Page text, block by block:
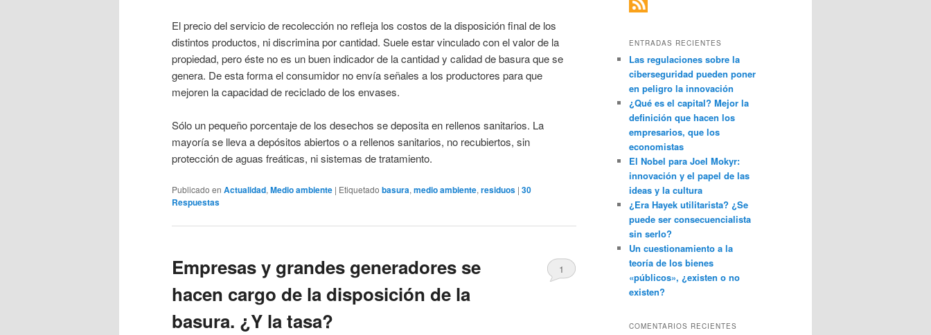
El precio del servicio de recolección no refleja los costos de la disposición final de los
distintos productos, ni discrimina por cantidad. Suele estar vinculado con el valor de la
propiedad, pero éste no es un buen indicador de la cantidad y calidad de basura que se
genera. De esta forma el consumidor no envía señales a los productores para que
mejoren la capacidad de reciclado de los envases.
Sólo un pequeño porcentaje de los desechos se deposita en rellenos sanitarios. La
mayoría se lleva a depósitos abiertos o a rellenos sanitarios, no recubiertos, sin
protección de aguas freáticas, ni sistemas de tratamiento.
Publicado en Actualidad, Medio ambiente | Etiquetado basura, medio ambiente, residuos | 30
Respuestas
Empresas y grandes generadores se
hacen cargo de la disposición de la
basura. ¿Y la tasa?
1
ENTRADAS RECIENTES
Las regulaciones sobre la
ciberseguridad pueden poner
en peligro la innovación
¿Qué es el capital? Mejor la
definición que hacen los
empresarios, que los
economistas
El Nobel para Joel Mokyr:
innovación y el papel de las
ideas y la cultura
¿Era Hayek utilitarista? ¿Se
puede ser consecuencialista
sin serlo?
Un cuestionamiento a la
teoría de los bienes
«públicos», ¿existen o no
existen?
COMENTARIOS RECIENTES